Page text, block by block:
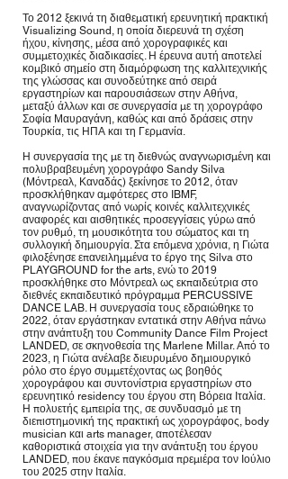
Το 2012 ξεκινά τη διαθεματική ερευνητική πρακτική
Visualizing Sound, η οποία διερευνά τη σχέση
ήχου, κίνησης, μέσα από χορογραφικές και
συμμετοχικές διαδικασίες. Η έρευνα αυτή αποτελεί
κομβικό σημείο στη διαμόρφωση της καλλιτεχνικής
της γλώσσας και συνοδεύτηκε από σειρά
εργαστηρίων και παρουσιάσεων στην Αθήνα,
μεταξύ άλλων και σε συνεργασία με τη χορογράφο
Σοφία Μαυραγάνη, καθώς και από δράσεις στην
Τουρκία, τις ΗΠΑ και τη Γερμανία.
Η συνεργασία της με τη διεθνώς αναγνωρισμένη και
πολυβραβευμένη χορογράφο Sandy Silva
(Μόντρεαλ, Καναδάς) ξεκίνησε το 2012, όταν
προσκλήθηκαν αμφότερες στο IBMF,
αναγνωρίζοντας από νωρίς κοινές καλλιτεχνικές
αναφορές και αισθητικές προσεγγίσεις γύρω από
τον ρυθμό, τη μουσικότητα του σώματος και τη
συλλογική δημιουργία. Στα επόμενα χρόνια, η Γιώτα
φιλοξένησε επανειλημμένα το έργο της Silva στο
PLAYGROUND for the arts, ενώ το 2019
προσκλήθηκε στο Μόντρεαλ ως εκπαιδεύτρια στο
διεθνές εκπαιδευτικό πρόγραμμα PERCUSSIVE
DANCE LAB. Η συνεργασία τους εδραιώθηκε το
2022, όταν εργάστηκαν εντατικά στην Αθήνα πάνω
στην ανάπτυξη του Community Dance Film Project
LANDED, σε σκηνοθεσία της Marlene Millar. Από το
2023, η Γιώτα ανέλαβε διευρυμένο δημιουργικό
ρόλο στο έργο συμμετέχοντας ως βοηθός
χορογράφου και συντονίστρια εργαστηρίων στο
ερευνητικό residency του έργου στη Βόρεια Ιταλία.
Η πολυετής εμπειρία της, σε συνδυασμό με τη
διεπιστημονική της πρακτική ως χορογράφος, body
musician και arts manager, αποτέλεσαν
καθοριστικά στοιχεία για την ανάπτυξη του έργου
LANDED, που έκανε παγκόσμια πρεμιέρα τον Ιούλιο
του 2025 στην Ιταλία.